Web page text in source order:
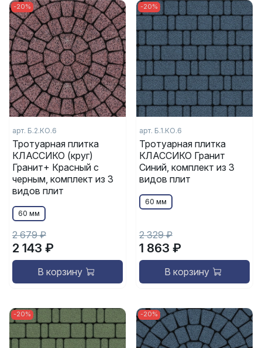
-20%
арт. Б.2.КО.6
Тротуарная плитка
КЛАССИКО (круг)
Гранит+ Красный с
черным, комплект из 3
видов плит
60 мм
2 679 ₽
2 143 ₽
В корзину
-20%
арт. Б.1.КО.6
Тротуарная плитка
КЛАССИКО Гранит
Синий, комплект из 3
видов плит
60 мм
2 329 ₽
1 863 ₽
В корзину
-20% -20%